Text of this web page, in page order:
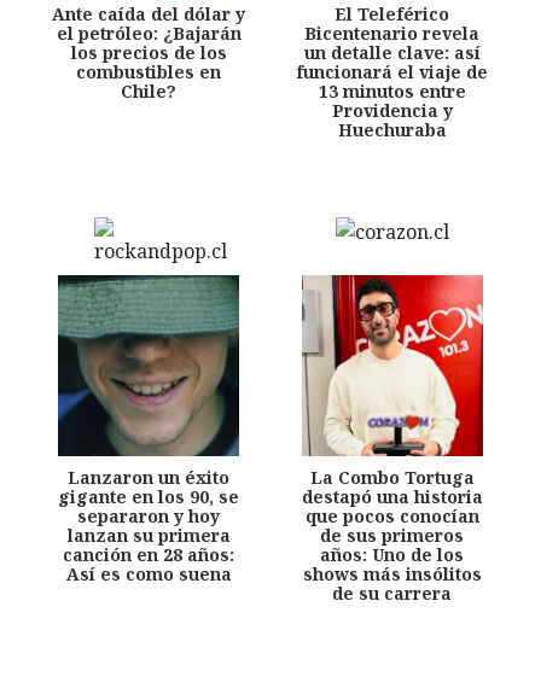
Ante caída del dólar y
el petróleo: ¿Bajarán
los precios de los
combustibles en
Chile?
El Teleférico
Bicentenario revela
un detalle clave: así
funcionará el viaje de
13 minutos entre
Providencia y
Huechuraba
Lanzaron un éxito
gigante en los 90, se
separaron y hoy
lanzan su primera
canción en 28 años:
Así es como suena
La Combo Tortuga
destapó una historia
que pocos conocían
de sus primeros
años: Uno de los
shows más insólitos
de su carrera